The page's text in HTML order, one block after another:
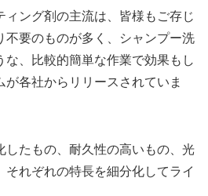
ィング剤の主流は、皆様もご存じ
不要のものが多く、シャンプー洗
な、比較的簡単な作業で効果もし
が各社からリリースされていま
したもの、耐久性の高いもの、光
れぞれの特長を細分化してライ